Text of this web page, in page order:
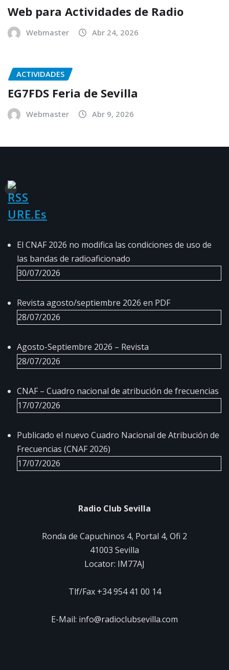
Web para Actividades de Radio
Webmaster Abr 24, 2026
ACTIVIDADES
EG7FDS Feria de Sevilla
Webmaster Abr 9, 2026
URE.es
El CNAF 2026 no modifica las condiciones de uso de
las bandas de radioaficionado
30/07/2026
Revista agosto/septiembre 2026 en PDF
28/07/2026
Agosto-Septiembre 2026 – Revista
28/07/2026
CNAF – Cuadro nacional de atribución de frecuencias
17/07/2026
Publicado el nuevo Cuadro Nacional de Atribución de
Frecuencias (CNAF 2026)
17/07/2026
Radio Club Sevilla
Ronda de Capuchinos 4, Portal 4, Ofi 2
41003 Sevilla
Locator: IM77AJ
Tlf/Fax +34 954 41 00 14
E-Mail: info@radioclubsevilla.com